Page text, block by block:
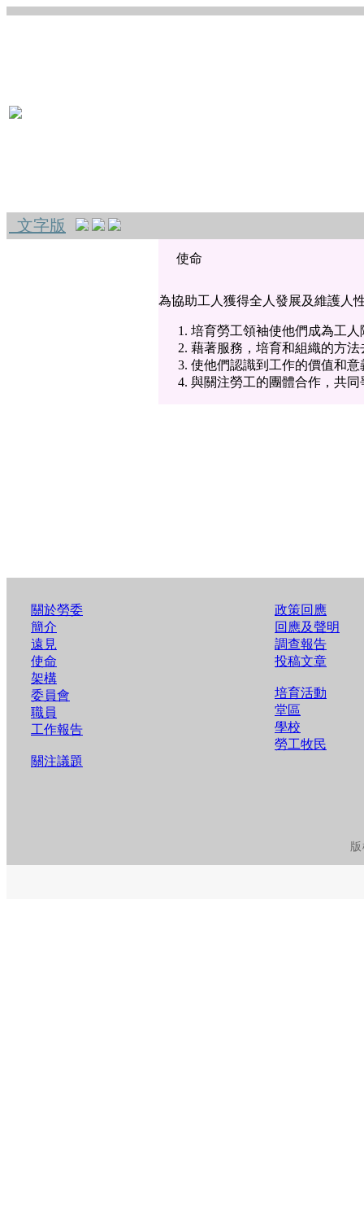
文字版
使命
為協助工人獲得全人發展及維護人
培育勞工領袖使他們成為工
藉著服務，培育和組織的方
使他們認識到工作的價值和
與關注勞工的團體合作，共
關於勞委
簡介
遠見
使命
架構
委員會
職員
工作報告
關注議題
政策回應
回應及聲明
調查報告
投稿文章
培育活動
堂區
學校
勞工牧民